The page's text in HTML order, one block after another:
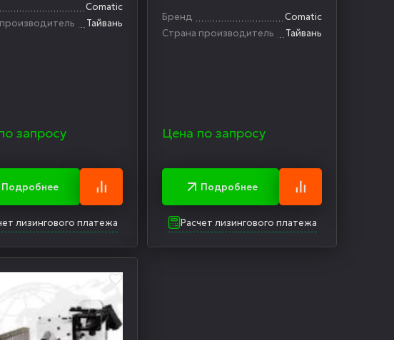
Comatic
Тайвань
запросу
Подробнее
лизингового платежа
Бренд
Comatic
Страна производитель
Тайвань
Цена по запросу
Подробнее
Расчет лизингового платежа